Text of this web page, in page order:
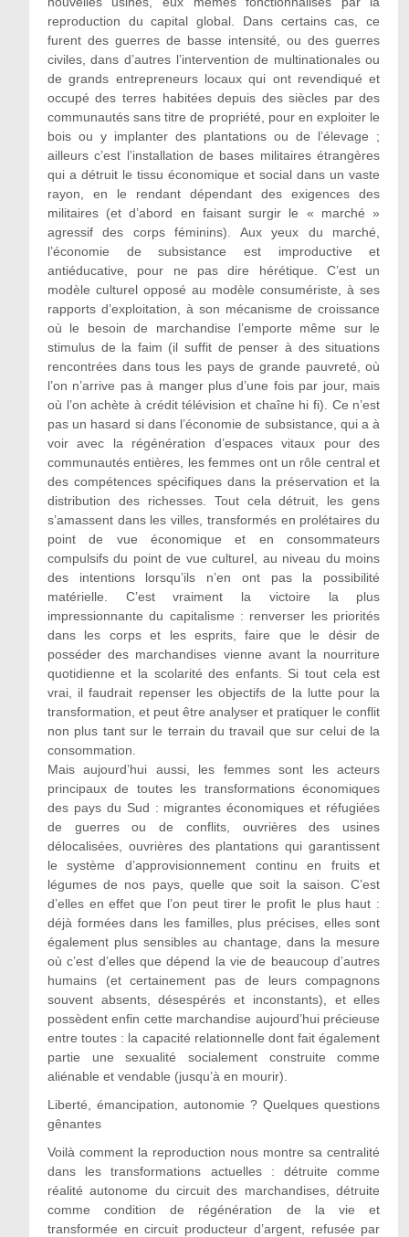
reproduction du capital global. Dans certains cas, ce
furent des guerres de basse intensité, ou des guerres
civiles, dans d’autres l’intervention de multinationales ou
de grands entrepreneurs locaux qui ont revendiqué et
occupé des terres habitées depuis des siècles par des
communautés sans titre de propriété, pour en exploiter le
bois ou y implanter des plantations ou de l’élevage ;
ailleurs c’est l’installation de bases militaires étrangères
qui a détruit le tissu économique et social dans un vaste
rayon, en le rendant dépendant des exigences des
militaires (et d’abord en faisant surgir le « marché »
agressif des corps féminins). Aux yeux du marché,
l’économie de subsistance est improductive et
antiéducative, pour ne pas dire hérétique. C’est un
modèle culturel opposé au modèle consumériste, à ses
rapports d’exploitation, à son mécanisme de croissance
où le besoin de marchandise l’emporte même sur le
stimulus de la faim (il suffit de penser à des situations
rencontrées dans tous les pays de grande pauvreté, où
l’on n’arrive pas à manger plus d’une fois par jour, mais
où l’on achète à crédit télévision et chaîne hi fi). Ce n’est
pas un hasard si dans l’économie de subsistance, qui a à
voir avec la régénération d’espaces vitaux pour des
communautés entières, les femmes ont un rôle central et
des compétences spécifiques dans la préservation et la
distribution des richesses. Tout cela détruit, les gens
s’amassent dans les villes, transformés en prolétaires du
point de vue économique et en consommateurs
compulsifs du point de vue culturel, au niveau du moins
des intentions lorsqu’ils n’en ont pas la possibilité
matérielle. C’est vraiment la victoire la plus
impressionnante du capitalisme : renverser les priorités
dans les corps et les esprits, faire que le désir de
posséder des marchandises vienne avant la nourriture
quotidienne et la scolarité des enfants. Si tout cela est
vrai, il faudrait repenser les objectifs de la lutte pour la
transformation, et peut être analyser et pratiquer le conflit
non plus tant sur le terrain du travail que sur celui de la
consommation.
Mais aujourd’hui aussi, les femmes sont les acteurs
principaux de toutes les transformations économiques
des pays du Sud : migrantes économiques et réfugiées
de guerres ou de conflits, ouvrières des usines
délocalisées, ouvrières des plantations qui garantissent
le système d’approvisionnement continu en fruits et
légumes de nos pays, quelle que soit la saison. C’est
d’elles en effet que l’on peut tirer le profit le plus haut :
déjà formées dans les familles, plus précises, elles sont
également plus sensibles au chantage, dans la mesure
où c’est d’elles que dépend la vie de beaucoup d’autres
humains (et certainement pas de leurs compagnons
souvent absents, désespérés et inconstants), et elles
possèdent enfin cette marchandise aujourd’hui précieuse
entre toutes : la capacité relationnelle dont fait également
partie une sexualité socialement construite comme
aliénable et vendable (jusqu’à en mourir).
Liberté, émancipation, autonomie ? Quelques questions
gênantes
Voilà comment la reproduction nous montre sa centralité
dans les transformations actuelles : détruite comme
réalité autonome du circuit des marchandises, détruite
comme condition de régénération de la vie et
transformée en circuit producteur d’argent, refusée par